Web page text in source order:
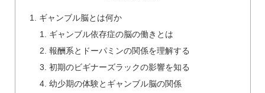
ギャンブル脳とは何か
ギャンブル依存症の脳の働きとは
報酬系とドーパミンの関係を理解する
初期のビギナーズラックの影響を知る
幼少期の体験とギャンブル脳の関係